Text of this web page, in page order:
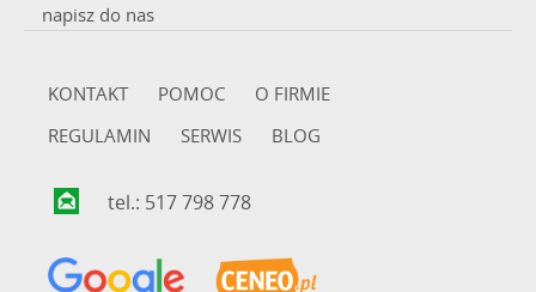
napisz do nas
KONTAKT POMOC
O FIRMIE
REGULAMIN
SERWIS BLOG
tel.: 517 798 778